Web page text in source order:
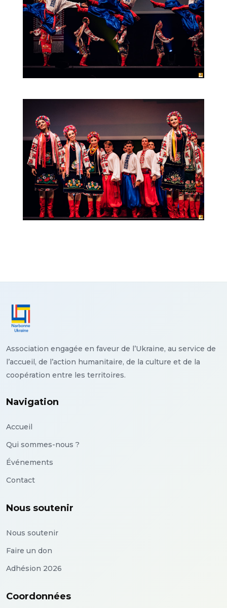
Association engagée en faveur de l’Ukraine, au service de
l’accueil, de l’action humanitaire, de la culture et de la
coopération entre les territoires.
Navigation
Accueil
Qui sommes-nous ?
Événements
Contact
Nous soutenir
Nous soutenir
Faire un don
Adhésion 2026
Coordonnées